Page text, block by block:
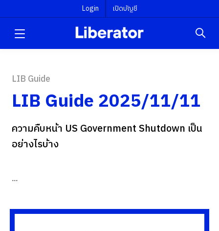
Login เปิดบัญชี
LIB Guide
LIB Guide 2025/11/11
ความคืบหน้า US Government Shutdown เป็น
อย่างไรบ้าง
...